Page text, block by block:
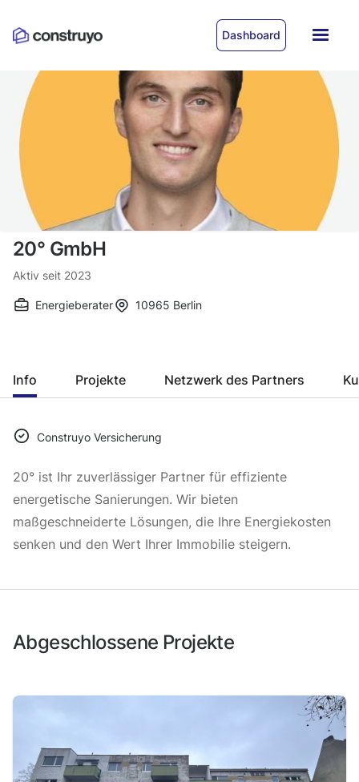
Dashboard
20° GmbH
Aktiv seit 2023
Energieberater 10965 Berlin
Info Projekte Netzwerk des Partners
Construyo Versicherung
20° ist Ihr zuverlässiger Partner für effiziente
energetische Sanierungen. Wir bieten
maßgeschneiderte Lösungen, die Ihre Energiekosten
senken und den Wert Ihrer Immobilie steigern.
Abgeschlossene Projekte